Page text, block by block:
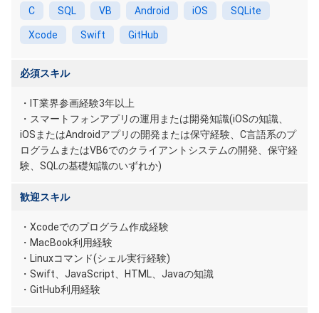
C SQL VB Android iOS SQLite
Xcode Swift GitHub
必須スキル
・IT業界参画経験3年以上
・スマートフォンアプリの運用または開発知識(iOSの知識、
iOSまたはAndroidアプリの開発または保守経験、C言語系のプ
ログラムまたはVB6でのクライアントシステムの開発、保守経
験、SQLの基礎知識のいずれか)
歓迎スキル
・Xcodeでのプログラム作成経験
・MacBook利用経験
・Linuxコマンド(シェル実行経験)
・Swift、JavaScript、HTML、Javaの知識
・GitHub利用経験